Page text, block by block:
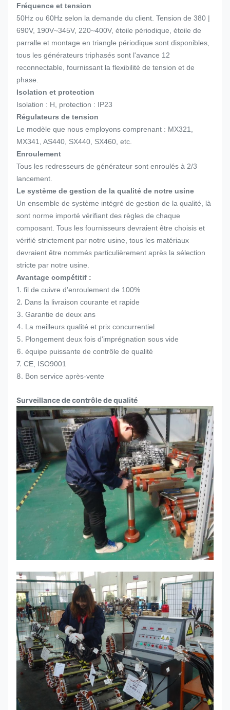
Fréquence et tension
50Hz ou 60Hz selon la demande du client. Tension de 380 |
690V, 190V~345V, 220~400V, étoile périodique, étoile de
parralle et montage en triangle périodique sont disponibles,
tous les générateurs triphasés sont l'avance 12
reconnectable, fournissant la flexibilité de tension et de
phase.
Isolation et protection
Isolation : H, protection : IP23
Régulateurs de tension
Le modèle que nous employons comprenant : MX321,
MX341, AS440, SX440, SX460, etc.
Enroulement
Tous les redresseurs de générateur sont enroulés à 2/3
lancement.
Le système de gestion de la qualité de notre usine
Un ensemble de système intégré de gestion de la qualité, là
sont norme importé vérifiant des règles de chaque
composant. Tous les fournisseurs devraient être choisis et
vérifié strictement par notre usine, tous les matériaux
devraient être nommés particulièrement après la sélection
stricte par notre usine.
Avantage compétitif :
1. fil de cuivre d'enroulement de 100%
2. Dans la livraison courante et rapide
3. Garantie de deux ans
4. La meilleurs qualité et prix concurrentiel
5. Plongement deux fois d'imprégnation sous vide
6. équipe puissante de contrôle de qualité
7. CE, ISO9001
8. Bon service après-vente
Surveillance de contrôle de qualité